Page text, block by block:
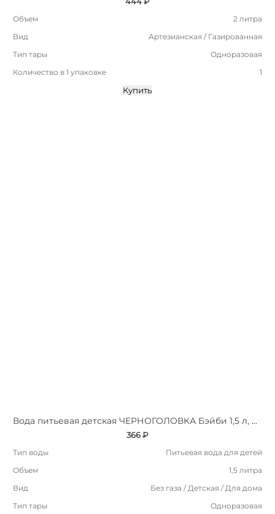
Объем
2 литра
Вид
Артезианская / Газированная
Тип тары
Одноразовая
Количество в 1 упаковке
1
Купить
Вода питьевая детская ЧЕРНОГОЛОВКА Бэйби 1,5 л, без газа, ПЭТ
366 ₽
Тип воды
Питьевая вода для детей
Объем
1,5 литра
Вид
Без газа / Детская / Для дома
Тип тары
Одноразовая